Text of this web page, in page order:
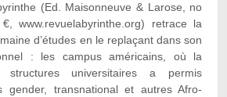
(Ed. Maisonneuve & Larose, no
www.revuelabyrinthe.org) retrace la
d’études en le replaçant dans son
: les campus américains, où la
structures universitaires a permis
gender, transnational et autres Afro-